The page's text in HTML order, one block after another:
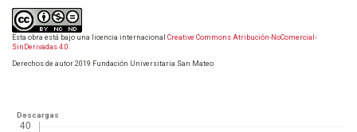
Esta obra está bajo una licencia internacional Creative Commons Atribución-NoComercial-
SinDerivadas 4.0.
Derechos de autor 2019 Fundación Universitaria San Mateo
Descargas